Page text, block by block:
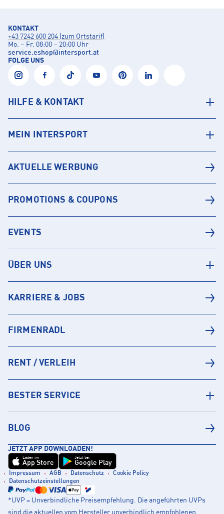
KONTAKT
+43 7242 600 204 (zum Ortstarif)
Mo. – Fr. 08:00 – 20:00 Uhr
service.eshop@intersport.at
FOLGE UNS
HILFE & KONTAKT
MEIN INTERSPORT
AKTUELLE WERBUNG
PROMOTIONS & COUPONS
EVENTS
ÜBER UNS
KARRIERE & JOBS
FIRMENRADL
RENT / VERLEIH
BESTER SERVICE
BLOG
JETZT APP DOWNLOADEN!
Laden im
App Store
Jetzt bei
Google Play
Impressum AGB Datenschutz
Cookie Policy
Datenschutzeinstellungen
*UVP = Unverbindliche Preisempfehlung. Die angeführten UVPs